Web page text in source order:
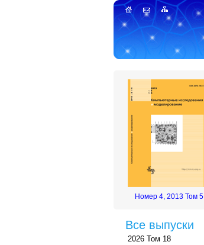
Номер 4, 2013 Том 5
Все выпуски
2026 Том 18